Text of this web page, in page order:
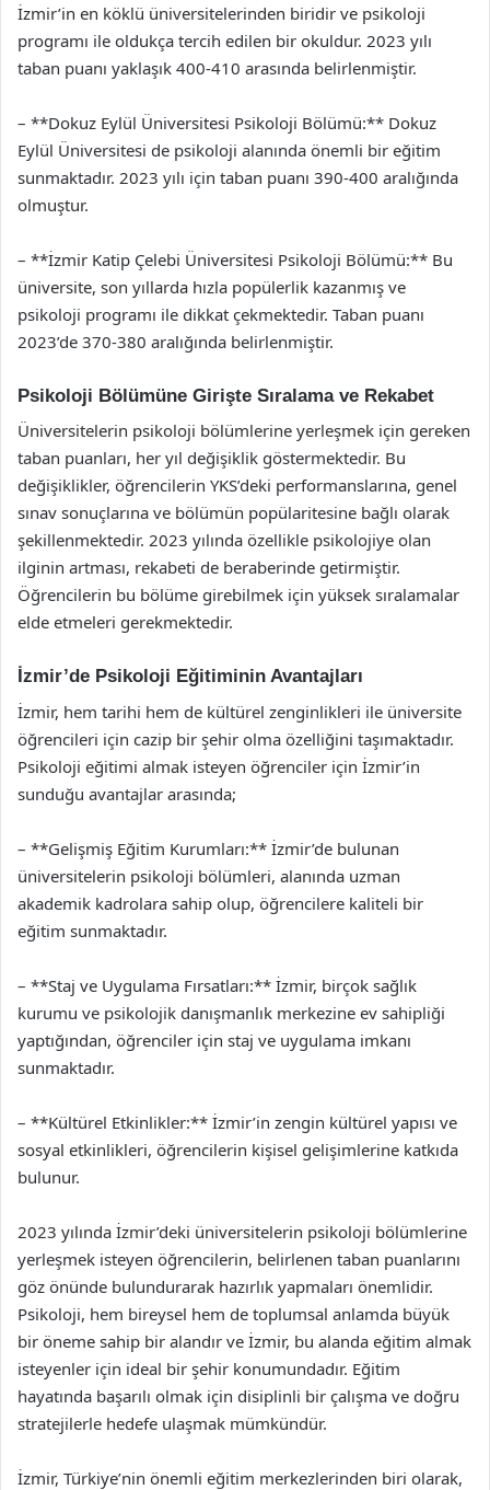
İzmir’in en köklü üniversitelerinden biridir ve psikoloji
programı ile oldukça tercih edilen bir okuldur. 2023 yılı
taban puanı yaklaşık 400-410 arasında belirlenmiştir.
– **Dokuz Eylül Üniversitesi Psikoloji Bölümü:** Dokuz
Eylül Üniversitesi de psikoloji alanında önemli bir eğitim
sunmaktadır. 2023 yılı için taban puanı 390-400 aralığında
olmuştur.
– **İzmir Katip Çelebi Üniversitesi Psikoloji Bölümü:** Bu
üniversite, son yıllarda hızla popülerlik kazanmış ve
psikoloji programı ile dikkat çekmektedir. Taban puanı
2023’de 370-380 aralığında belirlenmiştir.
Psikoloji Bölümüne Girişte Sıralama ve Rekabet
Üniversitelerin psikoloji bölümlerine yerleşmek için gereken
taban puanları, her yıl değişiklik göstermektedir. Bu
değişiklikler, öğrencilerin YKS’deki performanslarına, genel
sınav sonuçlarına ve bölümün popülaritesine bağlı olarak
şekillenmektedir. 2023 yılında özellikle psikolojiye olan
ilginin artması, rekabeti de beraberinde getirmiştir.
Öğrencilerin bu bölüme girebilmek için yüksek sıralamalar
elde etmeleri gerekmektedir.
İzmir’de Psikoloji Eğitiminin Avantajları
İzmir, hem tarihi hem de kültürel zenginlikleri ile üniversite
öğrencileri için cazip bir şehir olma özelliğini taşımaktadır.
Psikoloji eğitimi almak isteyen öğrenciler için İzmir’in
sunduğu avantajlar arasında;
– **Gelişmiş Eğitim Kurumları:** İzmir’de bulunan
üniversitelerin psikoloji bölümleri, alanında uzman
akademik kadrolara sahip olup, öğrencilere kaliteli bir
eğitim sunmaktadır.
– **Staj ve Uygulama Fırsatları:** İzmir, birçok sağlık
kurumu ve psikolojik danışmanlık merkezine ev sahipliği
yaptığından, öğrenciler için staj ve uygulama imkanı
sunmaktadır.
– **Kültürel Etkinlikler:** İzmir’in zengin kültürel yapısı ve
sosyal etkinlikleri, öğrencilerin kişisel gelişimlerine katkıda
bulunur.
2023 yılında İzmir’deki üniversitelerin psikoloji bölümlerine
yerleşmek isteyen öğrencilerin, belirlenen taban puanlarını
göz önünde bulundurarak hazırlık yapmaları önemlidir.
Psikoloji, hem bireysel hem de toplumsal anlamda büyük
bir öneme sahip bir alandır ve İzmir, bu alanda eğitim almak
isteyenler için ideal bir şehir konumundadır. Eğitim
hayatında başarılı olmak için disiplinli bir çalışma ve doğru
stratejilerle hedefe ulaşmak mümkündür.
İzmir, Türkiye’nin önemli eğitim merkezlerinden biri olarak,